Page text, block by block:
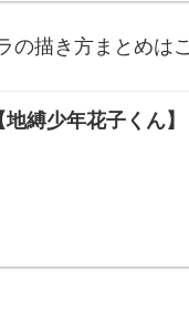
描き方まとめは
地縛少年花子くん